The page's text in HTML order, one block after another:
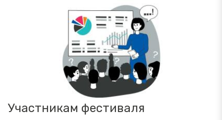
Участникам фестиваля